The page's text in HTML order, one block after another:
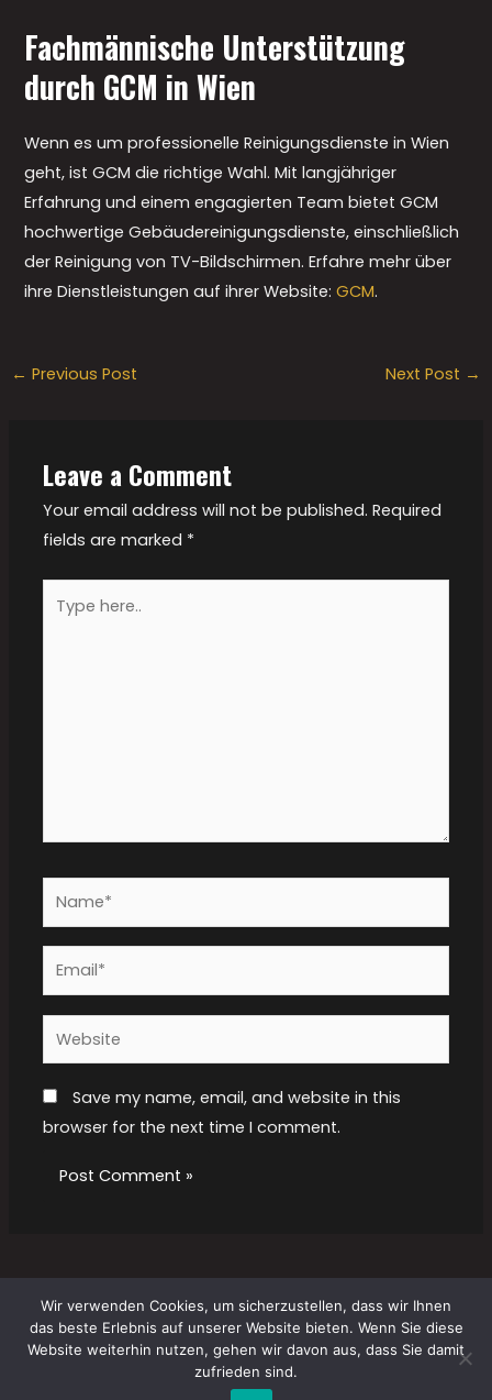
Fachmännische Unterstützung
durch GCM in Wien
Wenn es um professionelle Reinigungsdienste in Wien
geht, ist GCM die richtige Wahl. Mit langjähriger
Erfahrung und einem engagierten Team bietet GCM
hochwertige Gebäudereinigungsdienste, einschließlich
der Reinigung von TV-Bildschirmen. Erfahre mehr über
ihre Dienstleistungen auf ihrer Website:GCM.
← Previous Post Next Post →
Leave a Comment
Your email address will not be published. Required
fields are marked *
here..
Name*
Email*
Website
Save my name, email, and website in this
browser for the next time I comment.
Copyright © 2026 GCM Gebäudereinigung
Wir verwenden Cookies, um sicherzustellen, dass wir Ihnen
das beste Erlebnis auf unserer Website bieten. Wenn Sie diese
Website weiterhin nutzen, gehen wir davon aus, dass Sie damit
zufrieden sind.